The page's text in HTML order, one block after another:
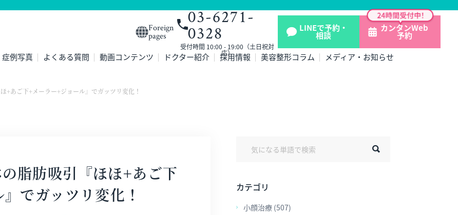
Foreign
pages
03-6271-
0328
受付時間 10:00 - 19:00（土日祝対
応）
LINEで予約・
相談
カンタンWeb
予約
症例写真 よくある質問 動画コンテンツ ドクター紹介 採用情報 美容整形コラム メディア・お知らせ
+あご下+メーラー+ジョール』でガッツリ変化！
脂肪吸引『ほほ+あご下
でガッツリ変化！
カテゴリ
小顔治療 (507)